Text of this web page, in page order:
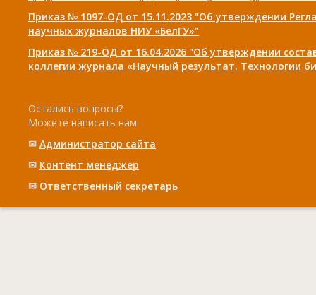
Приказ № 1097-ОД от 15.11.2023 "Об утверждении
научных журналов НИУ «БелГУ»"
Приказ № 219-ОД от 16.04.2026 "Об утверждении
коллегии журнала «Научный результат. Технологии
Остались вопросы?
Можете написать нам:
✉ Администратор сайта
✉ Контент менеджер
✉ Ответственный cекретарь